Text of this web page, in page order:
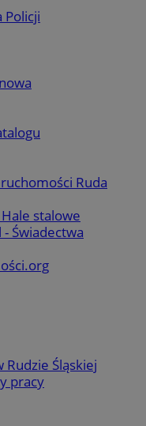
Policji
Ruda
stalowe
Świadectwa
Rudzie Śląskiej
pracy